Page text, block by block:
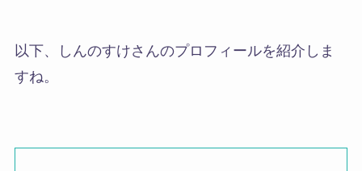
以下、しんのすけさんのプロフィールを紹介しま
すね。